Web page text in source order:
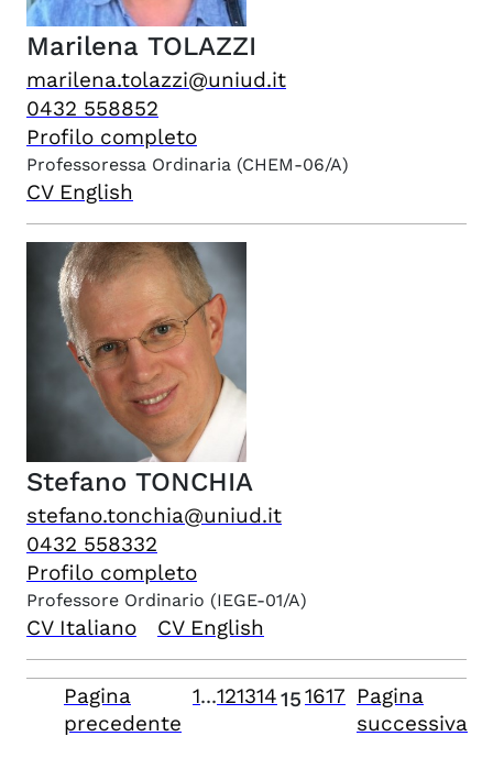
Marilena TOLAZZI
marilena.tolazzi@uniud.it
0432 558852
Profilo completo
Professoressa Ordinaria (CHEM-06/A)
CV English
Stefano TONCHIA
stefano.tonchia@uniud.it
0432 558332
Profilo completo
Professore Ordinario (IEGE-01/A)
CV Italiano CV English
Pagina
precedente
1...121314151617 Pagina
successiva